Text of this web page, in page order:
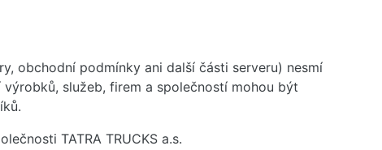
obchodní podmínky ani další části serveru) nesmí
služeb, firem a společností mohou být
TATRA TRUCKS a.s.